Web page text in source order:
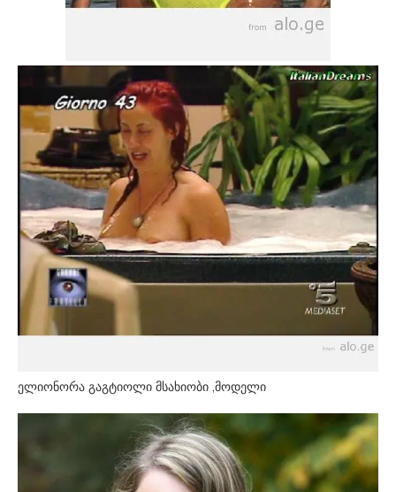
ელიონორა გაგტიოლი მსახიობი ,მოდელი